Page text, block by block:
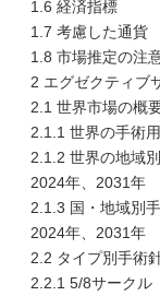
1.6 経済指標
1.7 考慮した通貨
1.8 市場推定の注
2 エグゼクティブ
2.1 世界市場の概
2.1.1 世界の手術
2.1.2 世界の地域
2024年、2031年
2.1.3 国・地域別
2024年、2031年
2.2 タイプ別手術
2.2.1 5/8サークル